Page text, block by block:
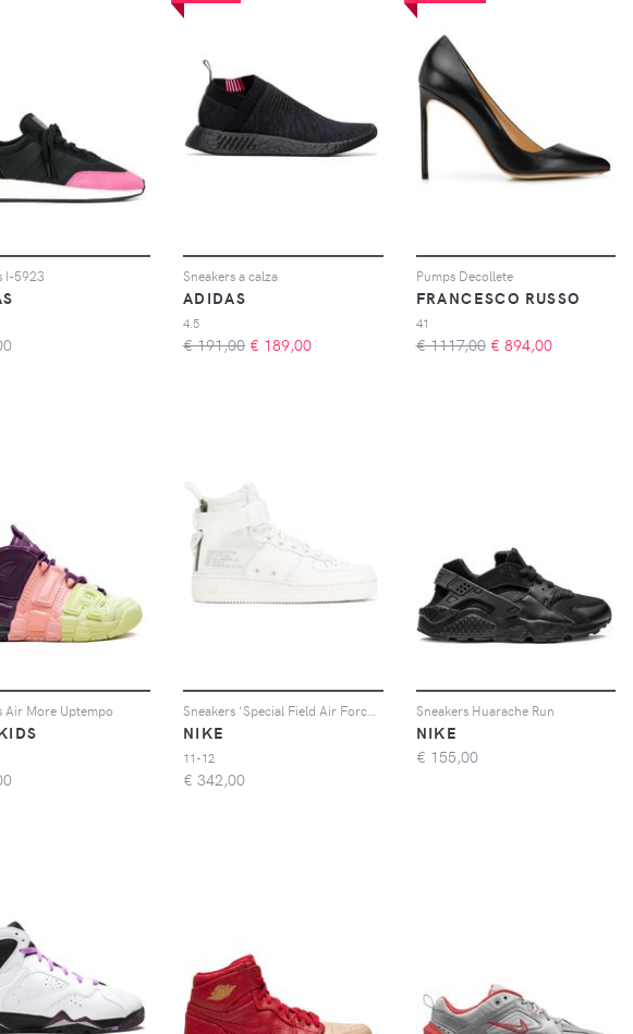
I-5923 Sneakers a calza
ADIDAS
4.5
€ 191,00 € 189,00
Pumps Decollete
FRANCESCO RUSSO
41
€ 1117,00 € 894,00
Air More Uptempo Sneakers 'Special Field Air Force 1 Mid'
NIKE
11-12
€ 342,00
Sneakers Huarache Run
NIKE
€ 155,00